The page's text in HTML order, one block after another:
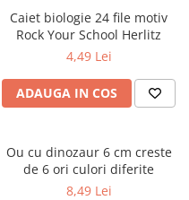
Caiet biologie 24 file motiv
Rock Your School Herlitz
4,49 Lei
ADAUGA IN COS
Ou cu dinozaur 6 cm creste
de 6 ori culori diferite
8,49 Lei